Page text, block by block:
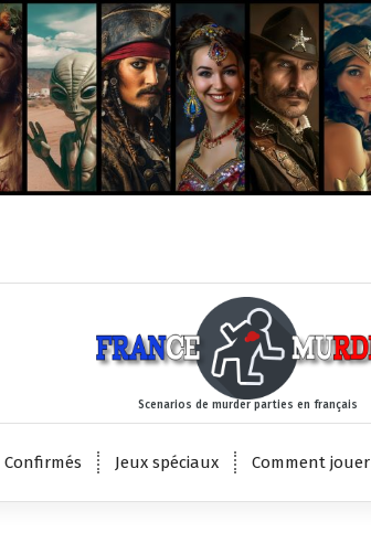
Scenarios de murder parties en français
Jeux spéciaux Comment jouer